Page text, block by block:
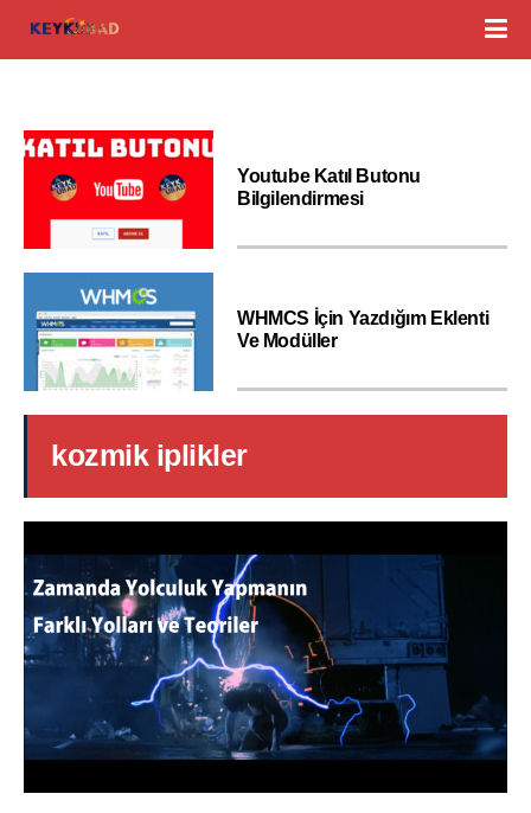
Youtube Katıl Butonu
Bilgilendirmesi
WHMCS İçin Yazdığım Eklenti
Ve Modüller
kozmik iplikler